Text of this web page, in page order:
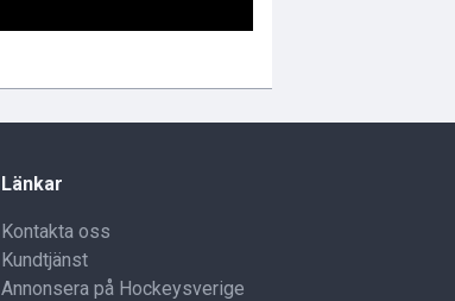
Länkar
Kontakta oss
Kundtjänst
Annonsera på Hockeysverige